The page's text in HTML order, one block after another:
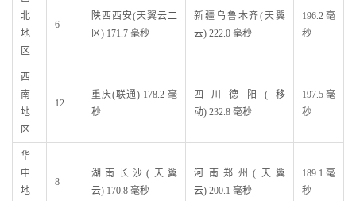
北
地
区
6
陕西西安(天翼云二
区) 171.7 毫秒
新疆乌鲁木齐(天翼
云) 222.0 毫秒
196.2 毫
秒
西
南
地
区
12
重庆(联通) 178.2 毫
秒
四川德阳(移
动) 232.8 毫秒
197.5 毫
秒
华
中
地
8
湖南长沙(天翼
云) 170.8 毫秒
河南郑州(天翼
云) 200.1 毫秒
189.1 毫
秒